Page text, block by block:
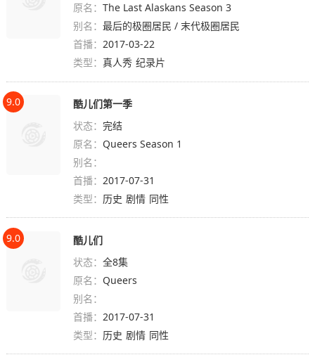
原名：The Last Alaskans Season 3
别名：最后的极圈居民 / 末代极圈居民
首播：2017-03-22
类型：真人秀 纪录片
9.0
酷儿们第一季
状态：完结
原名： Queers Season 1
别名：
首播：2017-07-31
类型： 历史 剧情 同性
9.0
酷儿们
状态：全8集
原名： Queers
别名：
首播：2017-07-31
类型： 历史 剧情 同性